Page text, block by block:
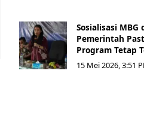
Sosialisasi
Pemerintah
Program Tetap
15 Mei 2026, 3:51